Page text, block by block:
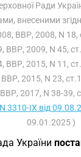
Ради
внесеними
ВВР, 2008, N 18,
ВВР, 2009, N 45,
ВВР, 2015, N 11,
2015, N 23,
2017, N 38-39,
N 3310-IX від
09.01.2025 )
України